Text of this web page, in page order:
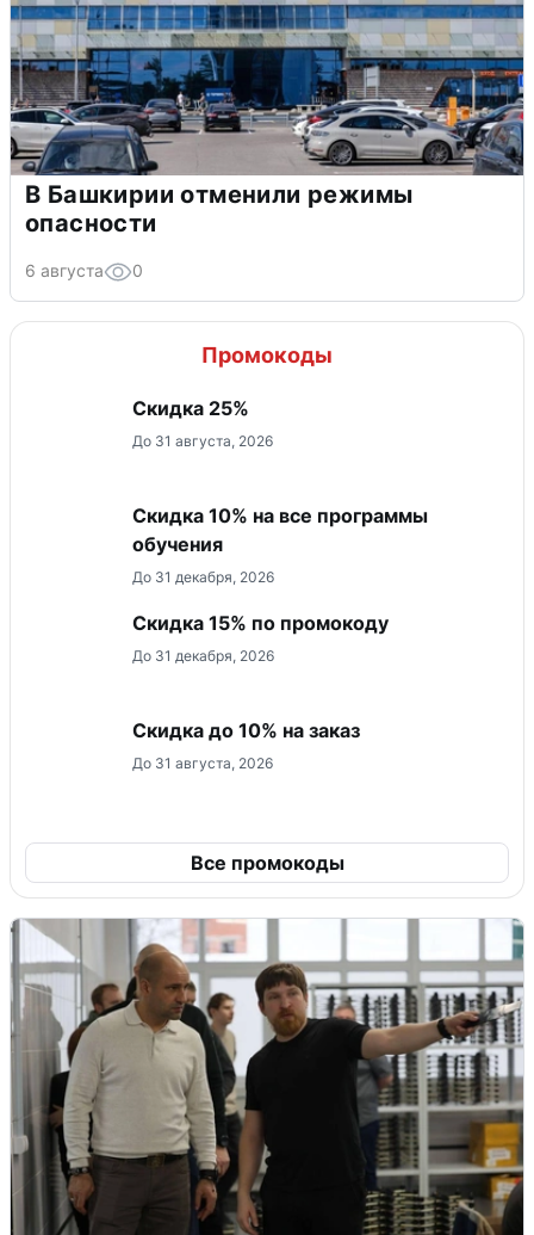
В Башкирии отменили режимы
опасности
6 августа 0
Промокоды
Скидка 25%
До 31 августа, 2026
Скидка 10% на все программы
обучения
До 31 декабря, 2026
Скидка 15% по промокоду
До 31 декабря, 2026
Скидка до 10% на заказ
До 31 августа, 2026
Все промокоды